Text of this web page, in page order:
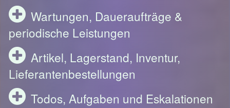
Wartungen, Daueraufträge &
periodische Leistungen
Artikel, Lagerstand, Inventur,
Lieferantenbestellungen
Todos, Aufgaben und Eskalationen